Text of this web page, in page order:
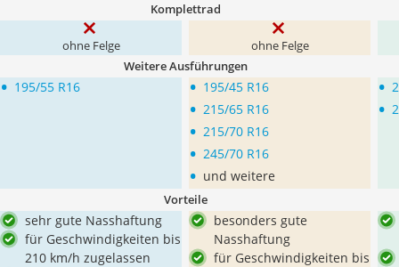
Komplettrad
ohne Felge ohne Felge
Weitere Ausführungen
• 195/55 R16 • 195/45 R16
• 215/65 R16
• 215/70 R16
• 245/70 R16
• und weitere
•
•
Vorteile
sehr gute Nasshaftung
für Geschwindigkeiten bis
210 km/h zugelassen
besonders gute
Nasshaftung
für Geschwindigkeiten bis